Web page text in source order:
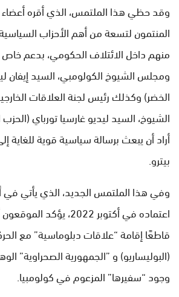
وقد حظي هذا الملتمس، الذي أقره
المنتمون لتسعة من أهم الأحزاب
منهم داخل الائتلاف الحكومي، بدعم
ومجلس الشيوخ الكولومبي، السيد إيفان
الخضر) وكذلك رئيس لجنة العلاقات
الشيوخ، السيد ليديو غارسيا تورباي (الحزب
أراد أن يبعث برسالة سياسية قوية للغاية
بيترو.
وفي هذا الملتمس الجديد، الذي يأتي
اعتماده في أكتوبر 2022،
قاطعًا إقامة “علاقات دبلوماسية” مع
(البوليساريو) و ”الجمهورية الصحراوية”
وجود “سفيرها” المزعوم في كولومبيا.